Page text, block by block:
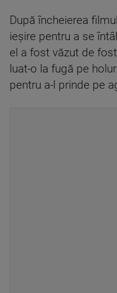
După încheierea
ieşire pentru a se
el a fost văzut de
luat-o la fugă pe
pentru a-l prinde pe